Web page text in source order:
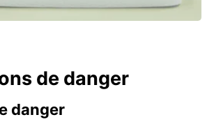
de danger
danger